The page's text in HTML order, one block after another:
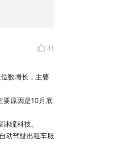
41
数增长，主要
要原因是10月底
瞳科技。
动驾驶出租车服